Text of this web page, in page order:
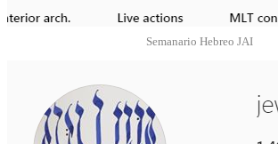
Semanario Hebreo JAI